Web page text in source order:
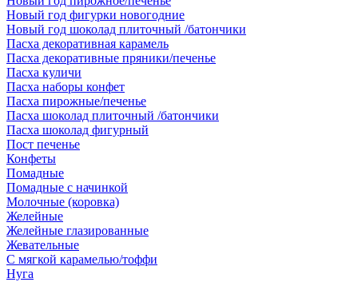
Новый год фигурки новогодние
Новый год шоколад плиточный /батончики
Пасха декоративная карамель
Пасха декоративные пряники/печенье
Пасха куличи
Пасха наборы конфет
Пасха пирожные/печенье
Пасха шоколад плиточный /батончики
Пасха шоколад фигурный
Пост печенье
Конфеты
Помадные
Помадные с начинкой
Молочные (коровка)
Желейные
Желейные глазированные
Жевательные
С мягкой карамелью/тоффи
Нуга